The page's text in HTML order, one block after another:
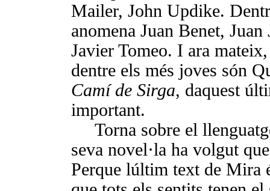
Mailer, John Updike.
anomena Juan Benet,
Javier Tomeo. I ara
dentre els més joves són
Camí de Sirga, daquest
important.
Torna sobre el
seva novel·la ha volgut
Perque lúl­tim text de Mira